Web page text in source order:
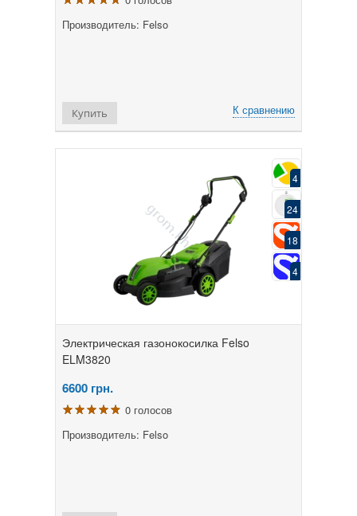
Производитель: Felso
К сравнению
Купить
4
24
18
4
Электрическая газонокосилка Felso
ELM3820
6600 грн.
0 голосов
Производитель: Felso